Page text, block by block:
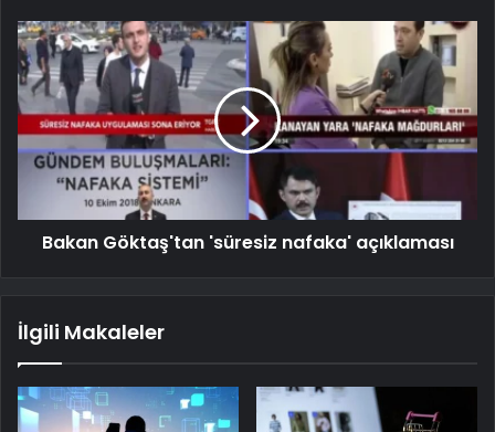
Bakan Göktaş'tan 'süresiz nafaka' açıklaması
İlgili Makaleler